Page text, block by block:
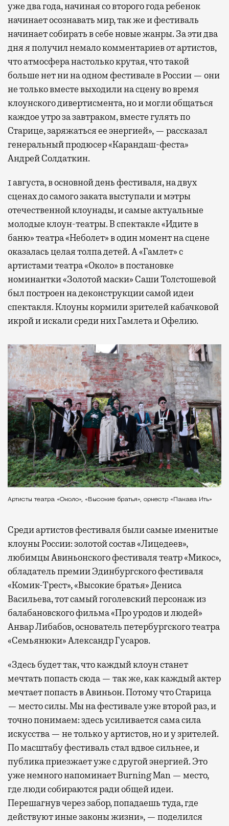
уже два года, начиная со второго года ребенок
начинает осознавать мир, так же и фестиваль
начинает собирать в себе новые жанры. За эти два
дня я получил немало комментариев от артистов,
что атмосфера настолько крутая, что такой
больше нет ни на одном фестивале в России — они
не только вместе выходили на сцену во время
клоунского дивертисмента, но и могли общаться
каждое утро за завтраком, вместе гулять по
Старице, заряжаться ее энергией», — рассказал
генеральный продюсер «Карандаш-феста»
Андрей Солдаткин.
1 августа, в основной день фестиваля, на двух
сценах до самого заката выступали и мэтры
отечественной клоунады, и самые актуальные
молодые клоун-театры. В спектакле «Идите в
баню» театра «Неболет» в один момент на сцене
оказалась целая толпа детей. А «Гамлет» с
артистами театра «Около» в постановке
номинантки «Золотой маски» Саши Толстошевой
был построен на деконструкции самой идеи
спектакля. Клоуны кормили зрителей кабачковой
икрой и искали среди них Гамлета и Офелию.
Артисты театра «Около», «Высокие братья», оркестр «Пакава Ить»
Среди артистов фестиваля были самые именитые
клоуны России: золотой состав «Лицедеев»,
любимцы Авиньонского фестиваля театр «Микос»,
обладатель премии Эдинбургского фестиваля
«Комик-Трест», «Высокие братья» Дениса
Васильева, тот самый гоголевский персонаж из
балабановского фильма «Про уродов и людей»
Анвар Либабов, основатель петербургского театра
«Семьянюки» Александр Гусаров.
«Здесь будет так, что каждый клоун станет
мечтать попасть сюда — так же, как каждый актер
мечтает попасть в Авиньон. Потому что Старица
— место силы. Мы на фестивале уже второй раз, и
точно понимаем: здесь усиливается сама сила
искусства — не только у артистов, но и у зрителей.
По масштабу фестиваль стал вдвое сильнее, и
публика приезжает уже с другой энергией. Это
уже немного напоминает Burning Man — место,
где люди собираются ради общей идеи.
Перешагнув через забор, попадаешь туда, где
действуют иные законы жизни», — поделился